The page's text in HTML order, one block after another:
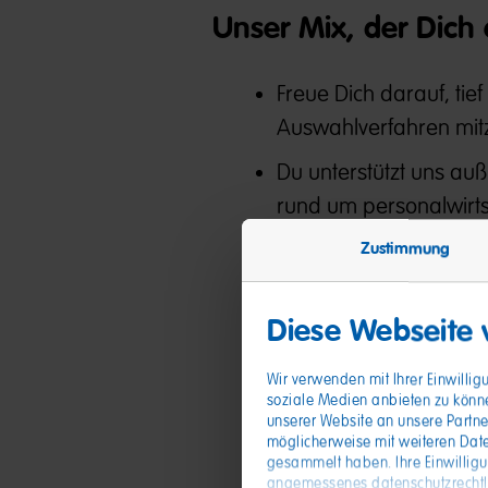
Zustimmung
Diese
Wir verwenden mit Ihrer
soziale Medien anbieten zu
unserer Website an unsere
möglicherweise mit weiteren
gesammelt haben. Ihre
angemessenes
Unser Mix, der Dich
Freue Dich darauf,
Auswahlverfahren
Du unterstützt uns
rund um
Dabei lernst du
kennen
Auch die
Und auch